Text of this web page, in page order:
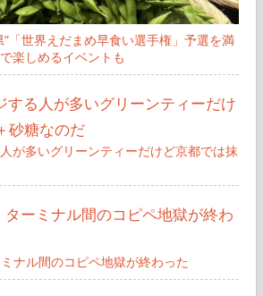
”「世界えだまめ早食い選手権」予選を満
楽しめるイベントも
が多いグリーンティーだけど京都では抹
ナル間のコピペ地獄が終わった